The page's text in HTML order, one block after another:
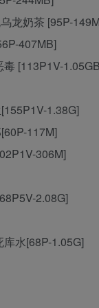
龙奶茶 [95P-
407MB]
[113P1V-
1.38G]
117M]
306M]
2.08G]
水[68P-1.05G]